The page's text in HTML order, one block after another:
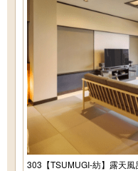
303【TSUMUGI-紡】露天